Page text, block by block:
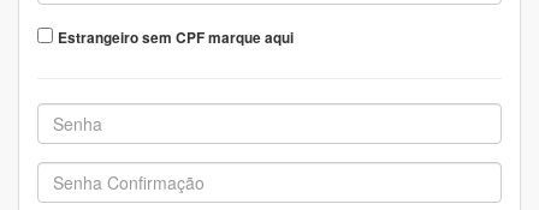
Estrangeiro sem CPF marque aqui